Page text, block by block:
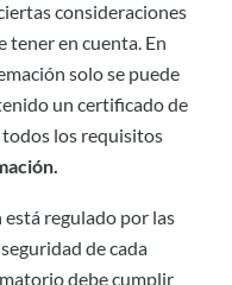
consideraciones
tener en cuenta. En
solo se puede
un certificado de
los requisitos
regulado por las
de cada
debe cumplir